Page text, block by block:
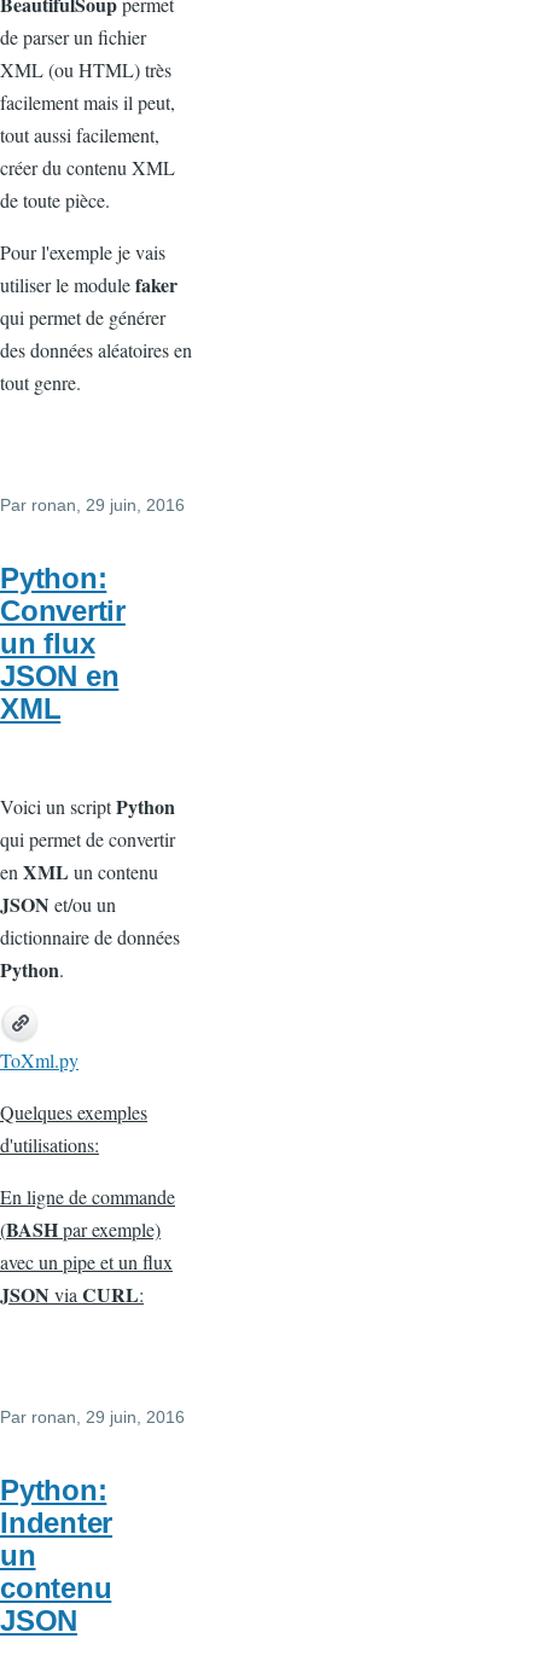
de parser un fichier
XML (ou HTML) très
facilement mais il peut,
tout aussi facilement,
créer du contenu XML
de toute pièce.
Pour l'exemple je vais
utiliser le modulefaker
qui permet de générer
des données aléatoires en
tout genre.
Par ronan, 29 juin, 2016
Python:
Convertir
un flux
JSON en
XML
Voici un scriptPython
qui permet de convertir
enXML un contenu
JSON et/ou un
dictionnaire de données
Python.
ToXml.py
Quelques exemples
d'utilisations:
En ligne de commande
(BASHpar exemple)
avec un pipe et un flux
JSON viaCURL:
Par ronan, 29 juin, 2016
Python:
Indenter
un
contenu
JSON